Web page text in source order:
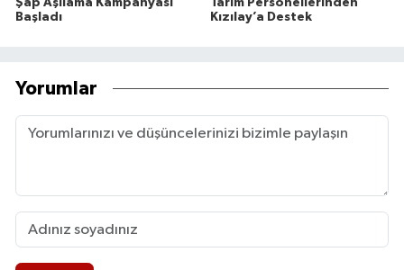
Şap Aşılama Kampanyası
Başladı
Tarım Personellerinden
Kızılay’a Destek
Yorumlar